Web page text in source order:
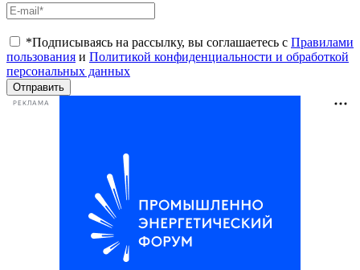
*Подписываясь на рассылку, вы соглашаетесь с Правилами
пользования и Политикой конфиденциальности и обработкой
персональных данных
Отправить
РЕКЛАМА